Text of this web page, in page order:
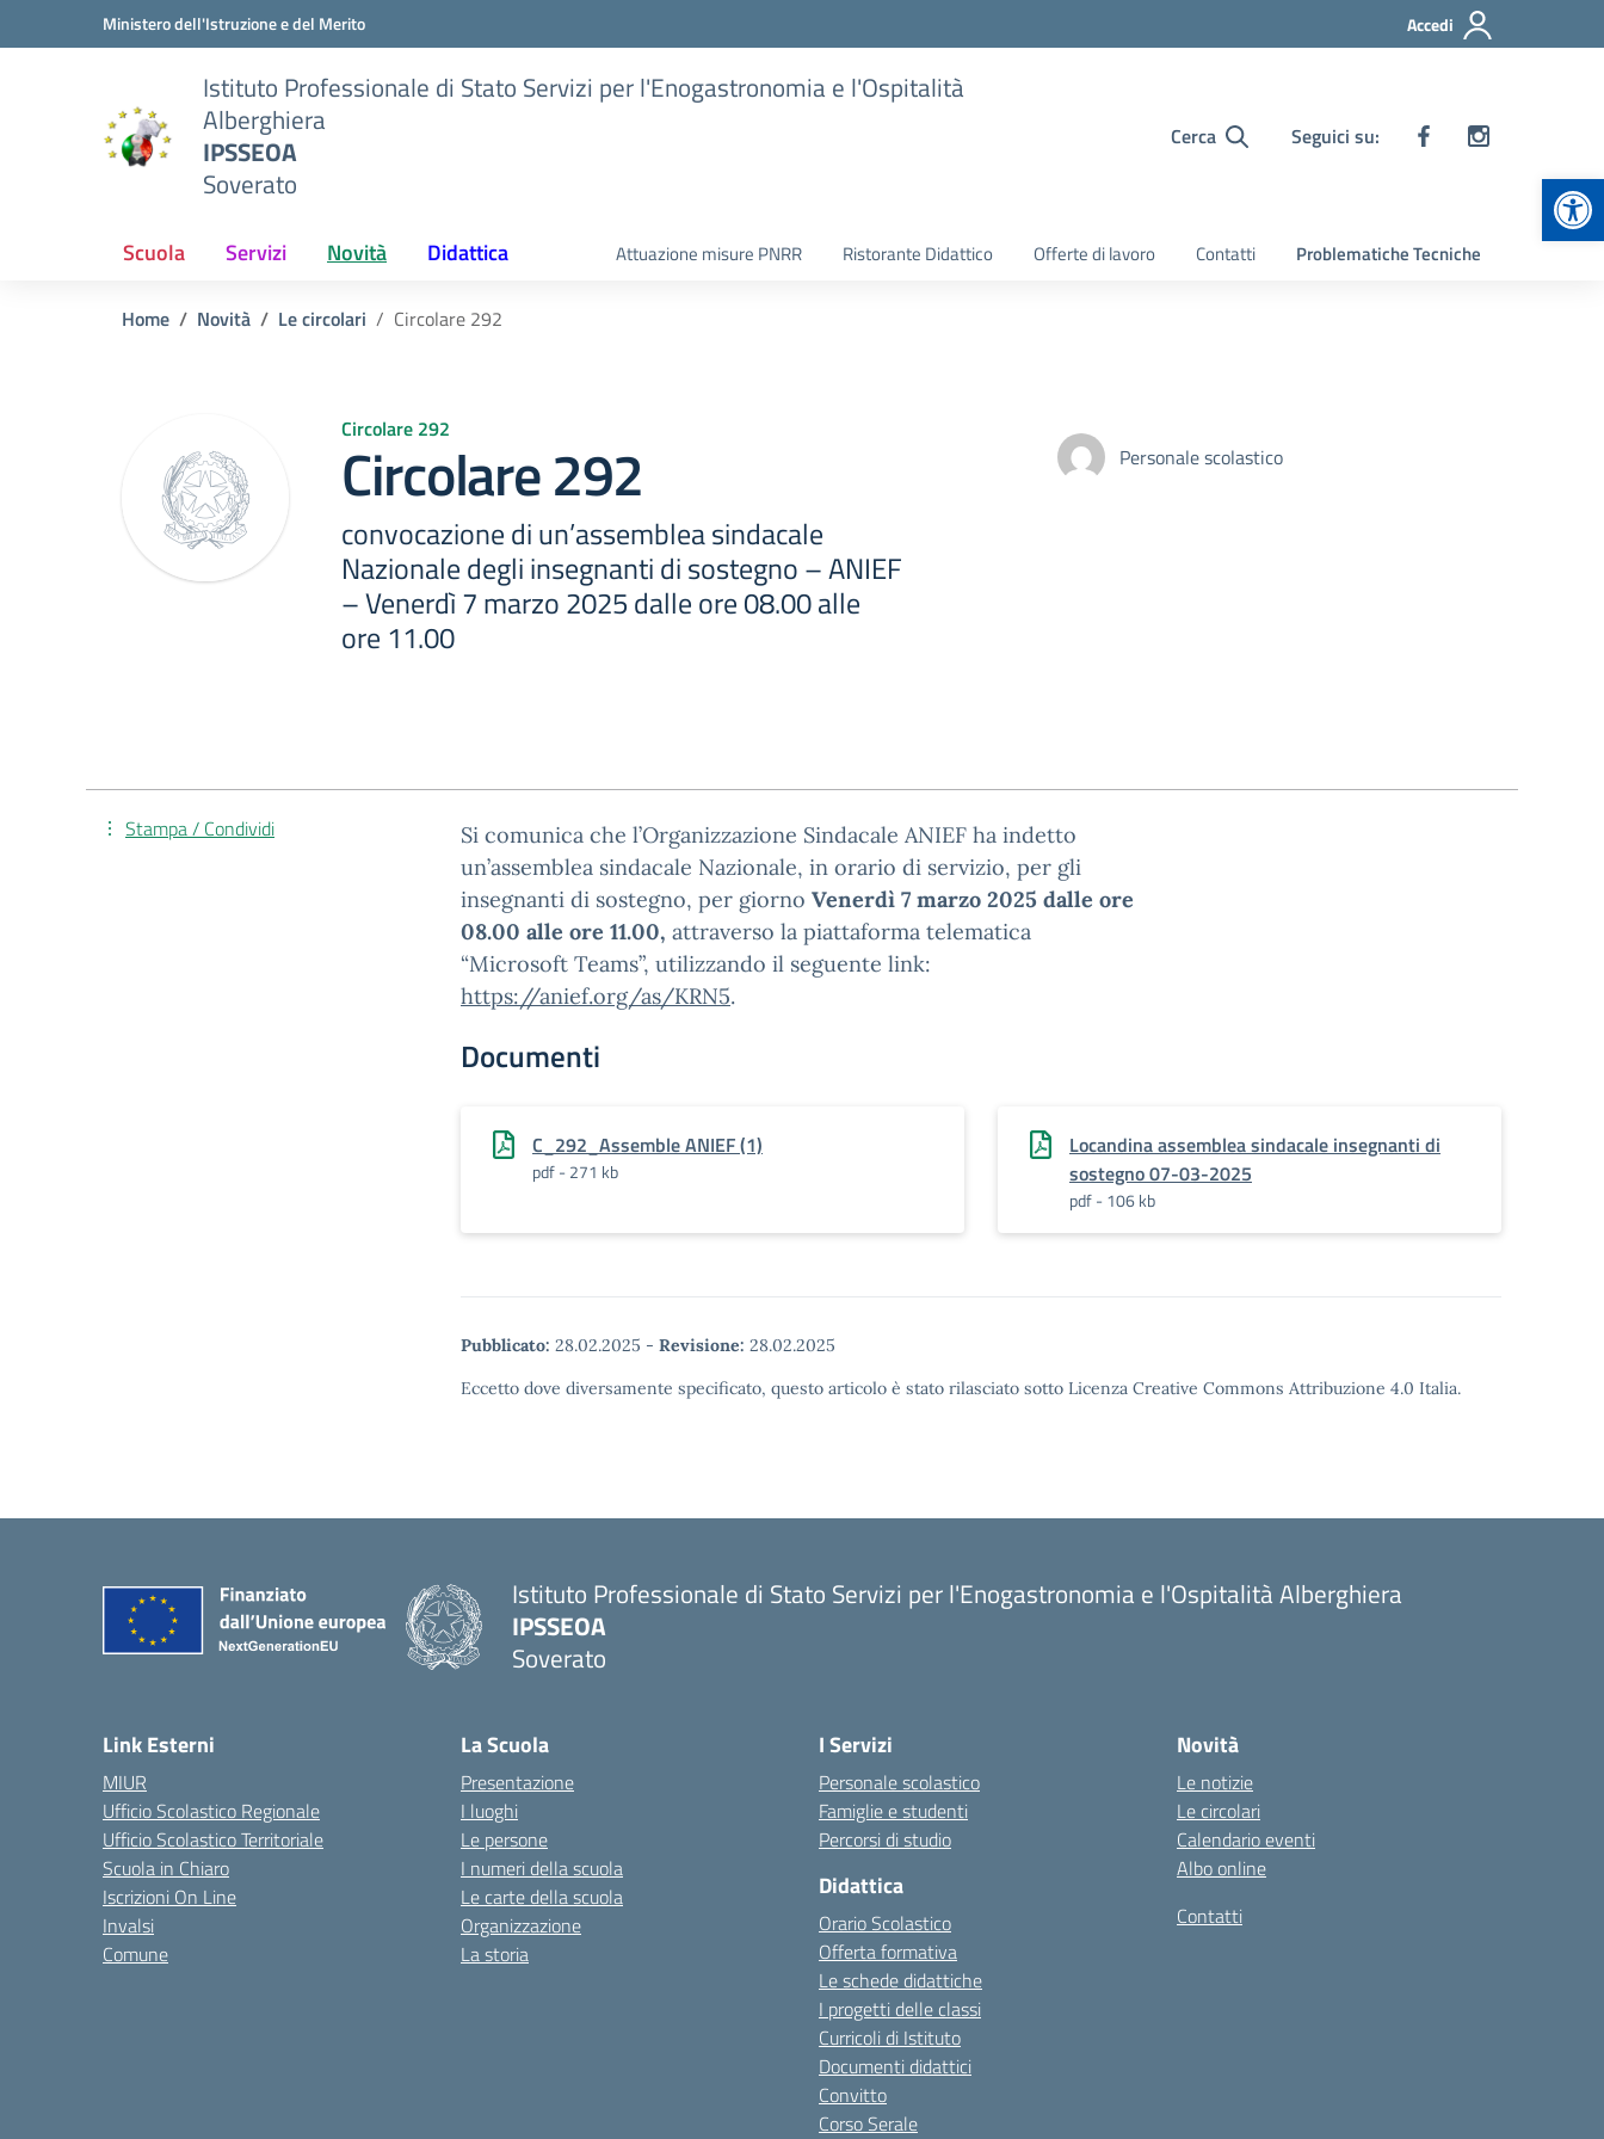
Vai ai contenuti
Vai al menu di navigazioneMinistero dell'Istruzione e del Merito Accedi
Istituto Professionale di Stato Servizi per l'Enogastronomia e l'Ospitalità
Alberghiera
IPSSEOA
Soverato
Cerca Seguici su:
Scuola Servizi Novità Didattica Attuazione misure PNRR Ristorante Didattico Offerte di lavoro Contatti Problematiche Tecniche
Home Novità Le circolari Circolare 292
Circolare 292
Circolare 292
convocazione di un’assemblea sindacale
Nazionale degli insegnanti di sostegno – ANIEF
– Venerdì 7 marzo 2025 dalle ore 08.00 alle
ore 11.00
Personale scolastico
Si comunica che l’Organizzazione Sindacale ANIEF ha indetto
un’assemblea sindacale Nazionale, in orario di servizio, per gli
insegnanti di sostegno, per giorno Venerdì 7 marzo 2025 dalle ore
08.00 alle ore 11.00, attraverso la piattaforma telematica
“Microsoft Teams”, utilizzando il seguente link:
https://anief.org/as/KRN5.
Documenti
C_292_Assemble ANIEF (1)
pdf - 271 kb
Locandina assemblea sindacale insegnanti di
sostegno 07-03-2025
pdf - 106 kb
Pubblicato: 28.02.2025 - Revisione: 28.02.2025
Eccetto dove diversamente specificato, questo articolo è stato rilasciato sotto Licenza Creative Commons Attribuzione 4.0 Italia.
Stampa / Condividi
Istituto Professionale di Stato Servizi per l'Enogastronomia e l'Ospitalità Alberghiera
IPSSEOA
Soverato
Link Esterni
MIUR
Ufficio Scolastico Regionale
Ufficio Scolastico Territoriale
Scuola in Chiaro
Iscrizioni On Line
Invalsi
Comune
La Scuola
Presentazione
I luoghi
Le persone
I numeri della scuola
Le carte della scuola
Organizzazione
La storia
I Servizi
Personale scolastico
Famiglie e studenti
Percorsi di studio
Didattica
Orario Scolastico
Offerta formativa
Le schede didattiche
I progetti delle classi
Curricoli di Istituto
Documenti didattici
Convitto
Corso Serale
Novità
Le notizie
Le circolari
Calendario eventi
Albo online
Contatti